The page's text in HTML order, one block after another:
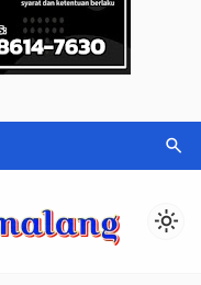
search
light_mode